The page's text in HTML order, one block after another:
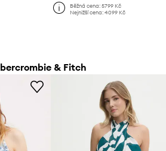
Běžná cena: 5799 Kč
Nejnižší cena: 4099 Kč
& Fitch